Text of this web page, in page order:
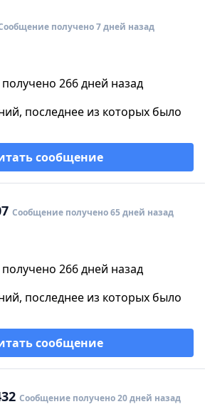
получено 7 дней назад
266 дней назад
последнее из которых было
сообщение
Сообщение получено 65 дней назад
266 дней назад
последнее из которых было
сообщение
Сообщение получено 20 дней назад